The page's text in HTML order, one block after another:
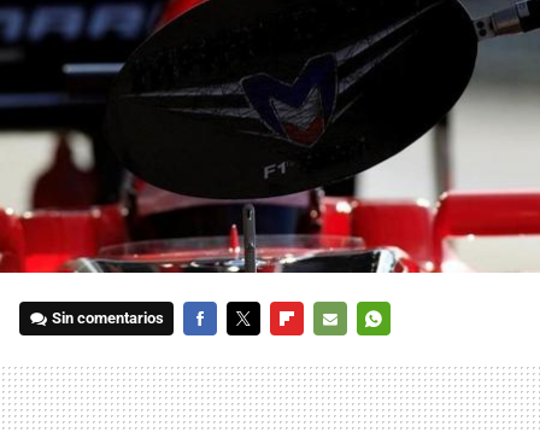
Sin comentarios
MAIL